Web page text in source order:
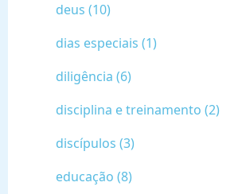
deus (10)
dias especiais (1)
diligência (6)
disciplina e treinamento (2)
discípulos (3)
educação (8)